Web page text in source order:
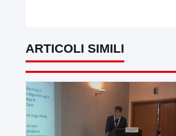
ARTICOLI SIMILI